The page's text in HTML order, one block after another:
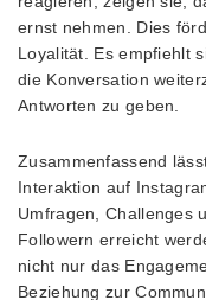
ernst nehmen. Dies
Loyalität. Es empfiehlt
die Konversation
Antworten zu geben.
Zusammenfassend
Interaktion auf
Umfragen, Challenges
Followern erreicht
nicht nur das
Beziehung zur